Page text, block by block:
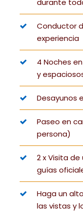
durante
Conductor
experiencia
4 Noches
y
Desayunos
Paseo en
persona)
2 x Visita
guías
Haga un
las vistas y